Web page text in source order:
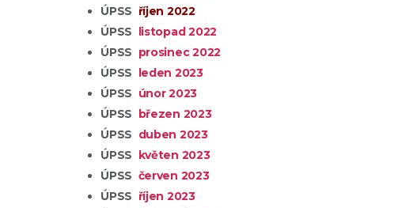
ÚPSS říjen 2022
ÚPSS listopad 2022
ÚPSS prosinec 2022
ÚPSS leden 2023
ÚPSS únor 2023
ÚPSS březen 2023
ÚPSS duben 2023
ÚPSS květen 2023
ÚPSS červen 2023
ÚPSS říjen 2023